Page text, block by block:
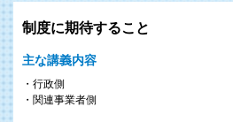
制度に期待すること
主な講義内容
行政側
関連事業者側